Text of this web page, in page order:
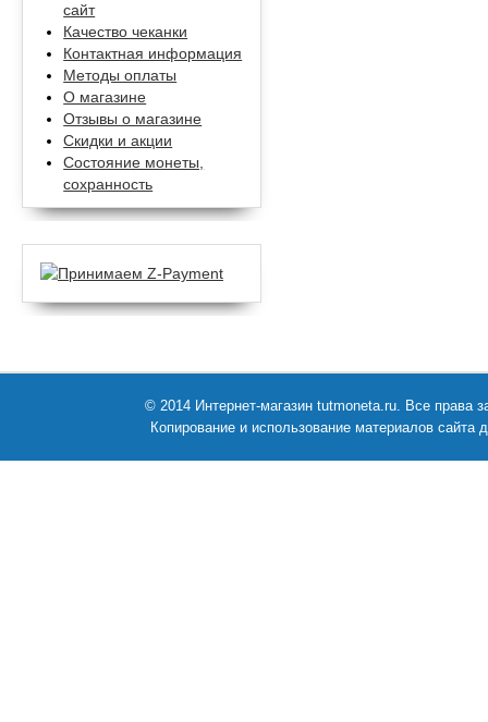
сайт
Качество чеканки
Контактная информация
Методы оплаты
О магазине
Отзывы о магазине
Скидки и акции
Состояние монеты,
сохранность
© 2014 Интернет-магазин tutmoneta.ru. Все права
Копирование и использование материалов сайта